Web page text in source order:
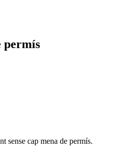
permís
sense cap mena de permís.